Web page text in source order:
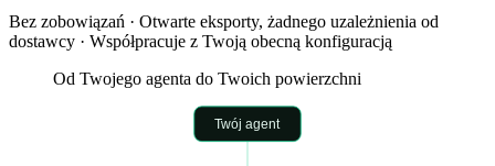
Bez zobowiązań · Otwarte eksporty, żadnego uzależnienia od
dostawcy · Współpracuje z Twoją obecną konfiguracją
Od Twojego agenta do Twoich powierzchni
Twój agent